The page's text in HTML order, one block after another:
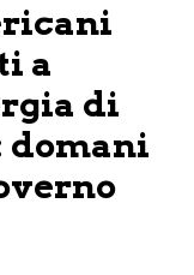
a
di